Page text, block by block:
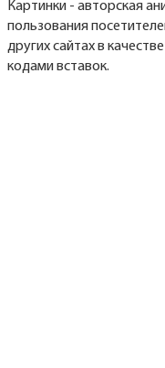
Картинки - авторская
пользования
других сайтах в
кодами вставок.